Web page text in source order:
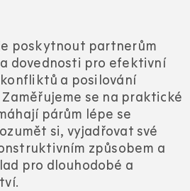
poskytnout partnerům
dovednosti pro efektivní
a posilování
se na praktické
párům lépe se
si, vyjadřovat své
způsobem a
pro dlouhodobé a